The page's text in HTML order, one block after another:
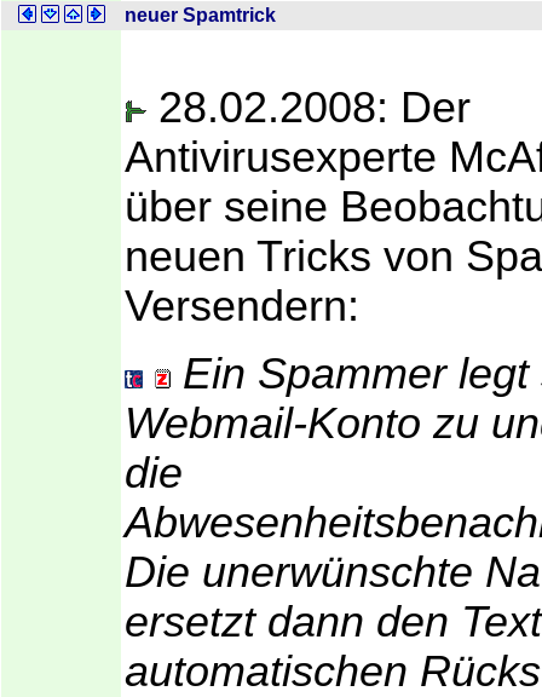
neuer Spamtrick
28.02.2008: Der
Antivirusexperte
über seine
neuen Tricks von
Versendern:
Ein Spammer legt
Webmail-Konto zu
die
Die unerwünschte
ersetzt dann den
automatischen